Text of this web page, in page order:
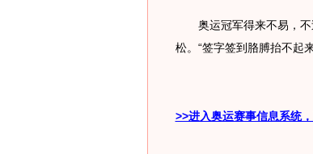
奥运冠军得来不易，不
松。“签字签到胳膊抬不起
>>进入奥运赛事信息系统